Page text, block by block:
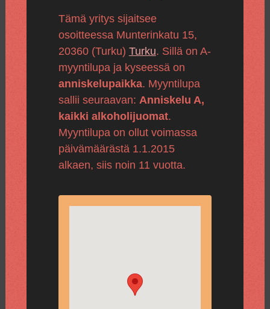
Tämä yritys sijaitsee
osoitteessa Munterinkatu 15,
20360 (Turku) Turku. Sillä on A-
myyntilupa ja kyseessä on
anniskelupaikka. Myyntilupa
sallii seuraavan: Anniskelu A,
kaikki alkoholijuomat.
Myyntilupa on ollut voimassa
päivämäärästä 1.1.2015
alkaen, siis noin 11 vuotta.